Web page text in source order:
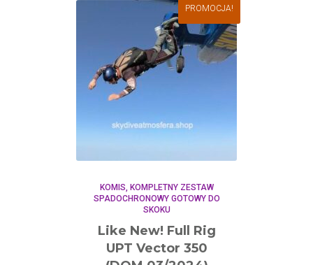
PROMOCJA!
KOMIS
KOMPLETNY ZESTAW
SPADOCHRONOWY GOTOWY DO
SKOKU
Like New! Full Rig
UPT Vector 350